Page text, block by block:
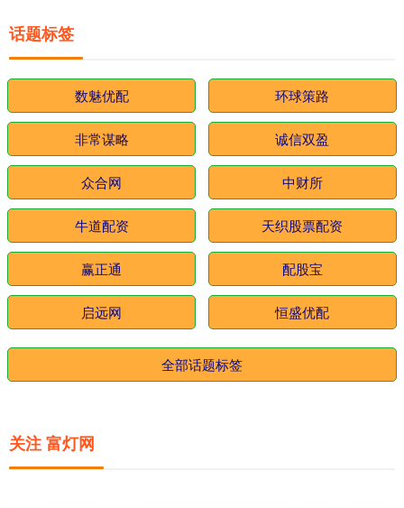
话题标签
数魅优配 环球策路
非常谋略 诚信双盈
众合网 中财所
牛道配资 天织股票配资
赢正通 配股宝
启远网 恒盛优配
全部话题标签
关注 富灯网